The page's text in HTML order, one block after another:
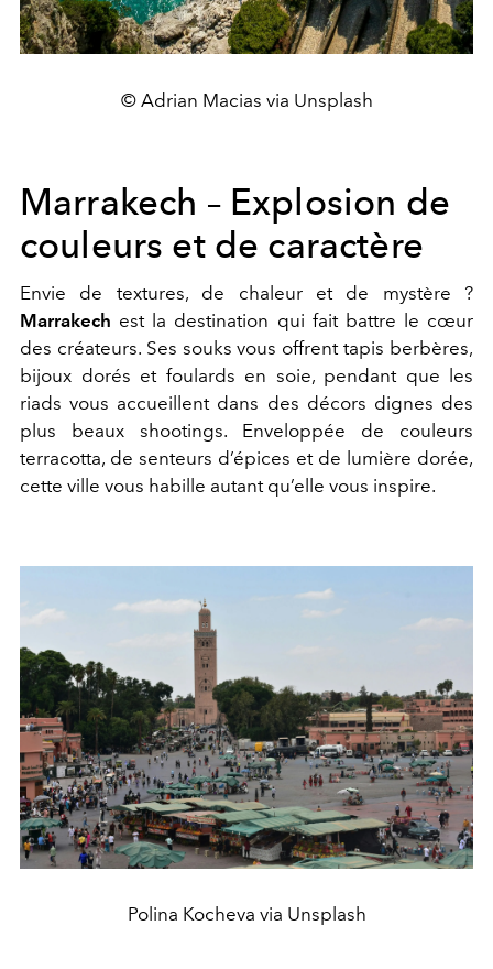
© Adrian Macias via Unsplash
Marrakech – Explosion de
couleurs et de caractère
Envie de textures, de chaleur et de mystère ?
Marrakech est la destination qui fait battre le cœur
des créateurs. Ses souks vous offrent tapis berbères,
bijoux dorés et foulards en soie, pendant que les
riads vous accueillent dans des décors dignes des
plus beaux shootings. Enveloppée de couleurs
terracotta, de senteurs d’épices et de lumière dorée,
cette ville vous habille autant qu’elle vous inspire.
Polina Kocheva via Unsplash